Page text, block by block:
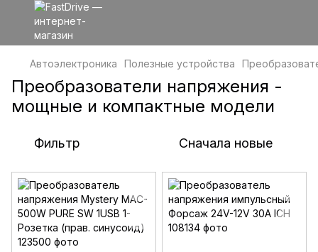
Автоэлектроника Полезные устройства
Преобразователи напряжения -
мощные и компактные модели
Фильтр Сначала новые